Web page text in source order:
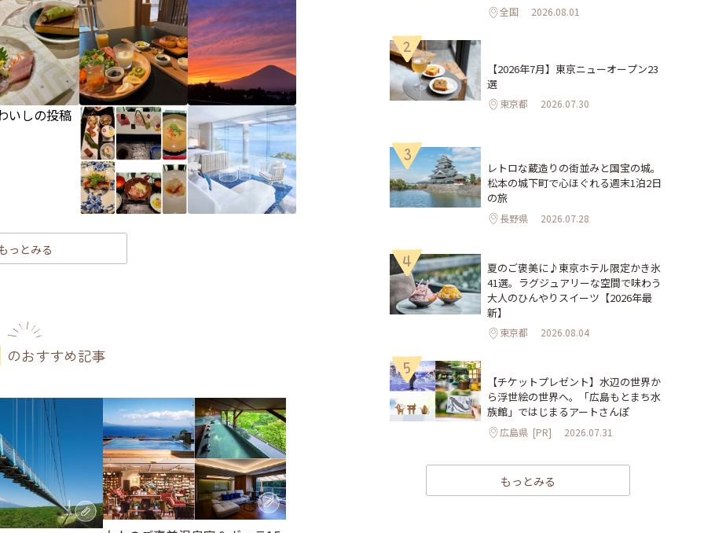
っとみる
のおすすめ記事
全国 2026.08.01
2
【2026年7月】東京ニューオープン23
選
東京都 2026.07.30
3
レトロな蔵造りの街並みと国宝の城。
松本の城下町で心ほぐれる週末1泊2日
の旅
長野県 2026.07.28
4
夏のご褒美に♪東京ホテル限定かき氷
41選。ラグジュアリーな空間で味わう
大人のひんやりスイーツ【2026年最
新】
東京都 2026.08.04
5
【チケットプレゼント】水辺の世界か
ら浮世絵の世界へ。「広島もとまち水
族館」ではじまるアートさんぽ
広島県 [PR] 2026.07.31
もっとみる